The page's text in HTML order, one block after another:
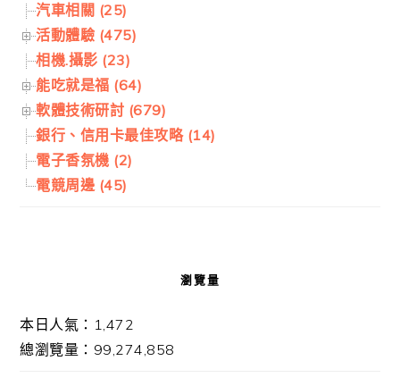
汽車相關 (25)
活動體驗 (475)
相機.攝影 (23)
能吃就是福 (64)
軟體技術研討 (679)
銀行、信用卡最佳攻略 (14)
電子香氛機 (2)
電競周邊 (45)
瀏覽量
本日人氣：1,472
總瀏覽量：99,274,858